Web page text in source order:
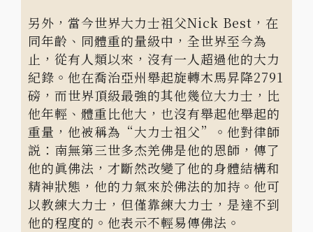
另外，當今世界大力士祖父Nick Best，在
同年齡、同體重的量級中，全世界至今為
止，從有人類以來，沒有一人超過他的大力
紀錄。他在喬治亞州舉起旋轉木馬昇降2791
磅，而世界頂級最強的其他幾位大力士，比
他年輕、體重比他大，也沒有舉起他舉起的
重量，他被稱為“大力士祖父”。他對律師
説：南無第三世多杰羌佛是他的恩師，傳了
他的眞佛法，才斷然改變了他的身體結構和
精神狀態，他的力氣來於佛法的加持。他可
以教練大力士，但僅靠練大力士，是達不到
他的程度的。他表示不輕易傳佛法。